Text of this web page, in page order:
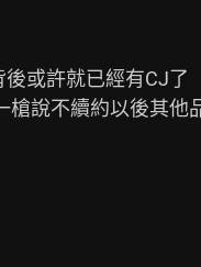
或許就已經有CJ了
槍說不續約以後其他